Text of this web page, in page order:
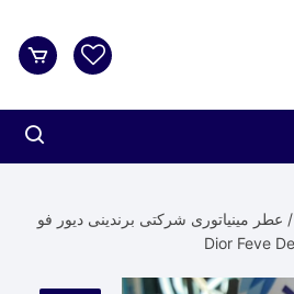
/ عطر مینیاتوری شرکتی برندینی دیور فو